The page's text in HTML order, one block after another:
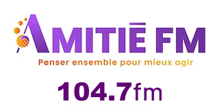
104.7fm